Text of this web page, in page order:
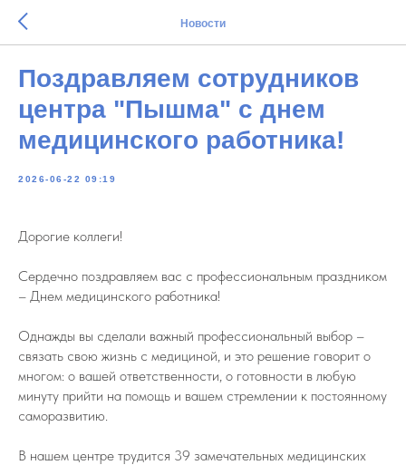
Новости
Поздравляем сотрудников
центра "Пышма" с днем
медицинского работника!
2026-06-22 09:19
Дорогие коллеги!
Сердечно поздравляем вас с профессиональным праздником
– Днем медицинского работника!
Однажды вы сделали важный профессиональный выбор –
связать свою жизнь с медициной, и это решение говорит о
многом: о вашей ответственности, о готовности в любую
минуту прийти на помощь и вашем стремлении к постоянному
саморазвитию.
В нашем центре трудится 39 замечательных медицинских